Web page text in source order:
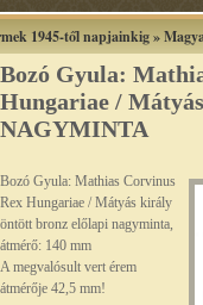
1945-től napjainkig»
Bozó Gyula:
Hungariae /
NAGYMINTA
Bozó Gyula: Mathias Corvinus
Rex Hungariae / Mátyás király
öntött bronz előlapi nagyminta,
átmérő: 140 mm
A megvalósult vert érem
átmérője 42,5 mm!